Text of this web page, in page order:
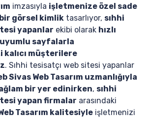
imzasıyla işletmenize özel sade
görsel kimlik tasarlıyor, sıhhi
yapanlar ekibi olarak hızlı
sayfalarla
müşterilere
. Sıhhi tesisatçı web sitesi yapanlar
Sivas Web Tasarım uzmanlığıyla
bir yer edinirken, sıhhi
yapan firmalar arasındaki
Tasarım kalitesiyle işletmenizi